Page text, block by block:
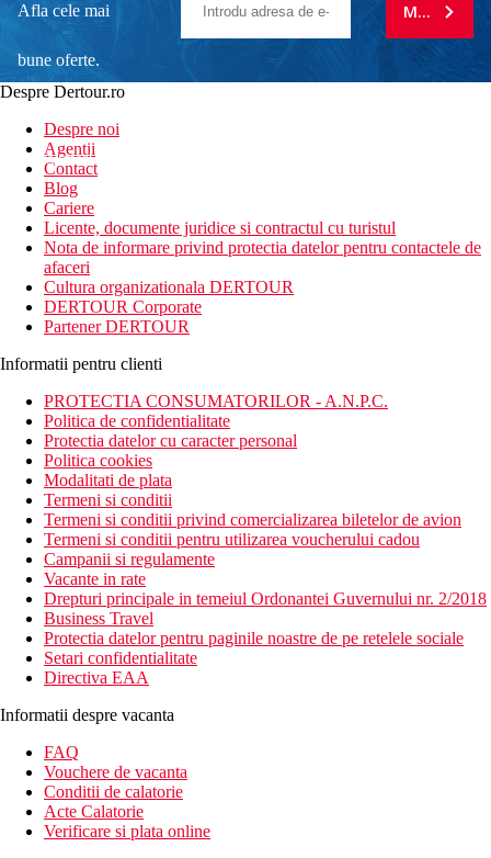
Afla cele mai
bune oferte.
newsletter!
MA
Despre Dertour.ro
Despre noi
Agentii
Contact
Blog
Cariere
Licente, documente juridice si contractul cu turistul
Nota de informare privind protectia datelor pentru contactele de
afaceri
Cultura organizationala DERTOUR
DERTOUR Corporate
Partener DERTOUR
Informatii pentru clienti
PROTECTIA CONSUMATORILOR - A.N.P.C.
Politica de confidentialitate
Protectia datelor cu caracter personal
Politica cookies
Modalitati de plata
Termeni si conditii
Termeni si conditii privind comercializarea biletelor de avion
Termeni si conditii pentru utilizarea voucherului cadou
Campanii si regulamente
Vacante in rate
Drepturi principale in temeiul Ordonantei Guvernului nr. 2/2018
Business Travel
Protectia datelor pentru paginile noastre de pe retelele sociale
Setari confidentialitate
Directiva EAA
Informatii despre vacanta
FAQ
Vouchere de vacanta
Conditii de calatorie
Acte Calatorie
Verificare si plata online